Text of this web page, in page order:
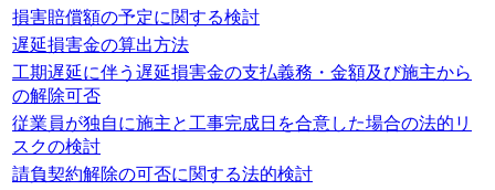
損害賠償額の予定に関する検討
遅延損害金の算出方法
工期遅延に伴う遅延損害金の支払義務・金額及び施主から
の解除可否
従業員が独自に施主と工事完成日を合意した場合の法的リ
スクの検討
請負契約解除の可否に関する法的検討